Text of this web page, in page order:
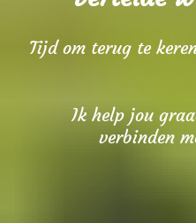
Tijd om terug te
Ik help jou
verbinden